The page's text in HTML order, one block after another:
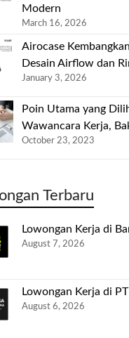
Modern
March 16, 2026
Airocase
Desain Airflow dan
January 3, 2026
Poin Utama yang
Wawancara Kerja,
October 23, 2023
Terbaru
Lowongan Kerja di
August 7, 2026
Lowongan Kerja di
August 6, 2026